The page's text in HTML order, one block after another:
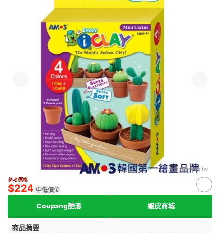
來源：shopee.tw
參考價格
$224 中低價位
Coupang酷澎 蝦皮商城
商品摘要